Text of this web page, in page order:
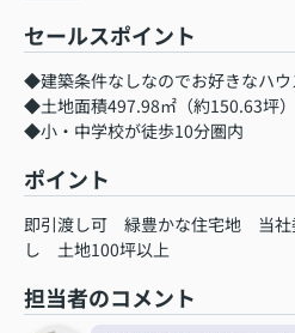
セールスポイント
◆建築条件なしなのでお好きなハ
◆土地面積497.98㎡（約150.63坪）
◆小・中学校が徒歩10分圏内
ポイント
即引渡し可 緑豊かな住宅地 当
し
土地100坪以上
担当者のコメント